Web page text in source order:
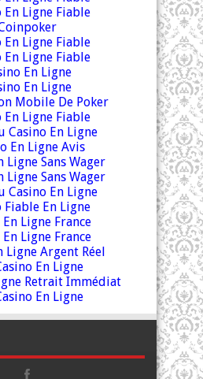
En Ligne Fiable
En Ligne Fiable
En Ligne Fiable
En Ligne
En Ligne
Mobile De Poker
En Ligne Fiable
Casino En Ligne
En Ligne Avis
Ligne Sans Wager
Ligne Sans Wager
Casino En Ligne
Fiable En Ligne
Ligne France
Ligne France
Ligne Argent Réel
En Ligne
Retrait Immédiat
En Ligne